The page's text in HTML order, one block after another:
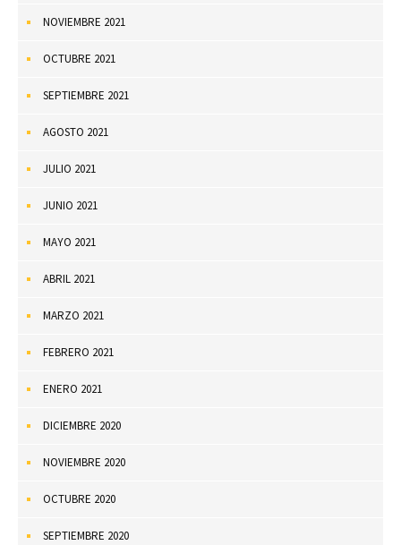
NOVIEMBRE 2021
OCTUBRE 2021
SEPTIEMBRE 2021
AGOSTO 2021
JULIO 2021
JUNIO 2021
MAYO 2021
ABRIL 2021
MARZO 2021
FEBRERO 2021
ENERO 2021
DICIEMBRE 2020
NOVIEMBRE 2020
OCTUBRE 2020
SEPTIEMBRE 2020